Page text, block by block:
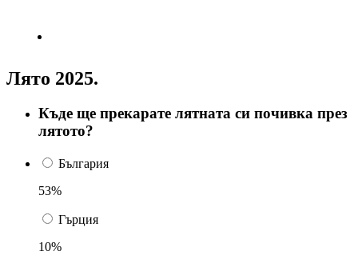
Лято 2025.
Къде ще прекарате лятната си почивка през
лятото?
България
53%
Гърция
10%